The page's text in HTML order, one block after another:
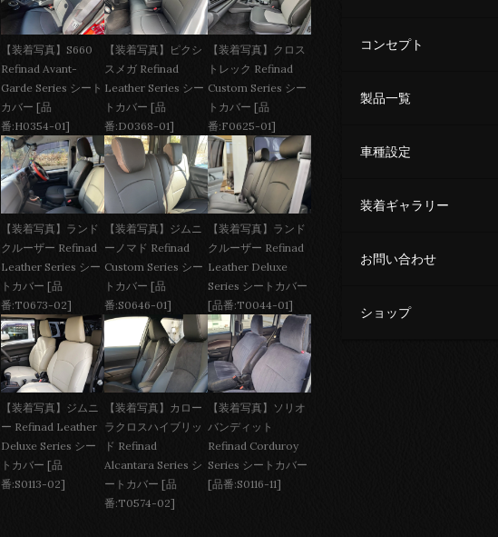
【装着写真】S660
Refinad Avant-
Garde Series シート
カバー [品
番:H0354-01]
【装着写真】ピクシ
スメガ Refinad
Leather Series シー
トカバー [品
番:D0368-01]
【装着写真】クロス
トレック Refinad
Custom Series シー
トカバー [品
番:F0625-01]
【装着写真】ランド
クルーザー Refinad
Leather Series シー
トカバー [品
番:T0673-02]
【装着写真】ジムニ
ーノマド Refinad
Custom Series シー
トカバー [品
番:S0646-01]
【装着写真】ランド
クルーザー Refinad
Leather Deluxe
Series シートカバー
[品番:T0044-01]
【装着写真】ジムニ
ー Refinad Leather
Deluxe Series シー
トカバー [品
番:S0113-02]
【装着写真】カロー
ラクロスハイブリッ
ド Refinad
Alcantara Series シ
ートカバー [品
番:T0574-02]
【装着写真】ソリオ
バンディット
Refinad Corduroy
Series シートカバー
[品番:S0116-11]
コンセプト
製品一覧
車種設定
装着ギャラリー
お問い合わせ
ショップ